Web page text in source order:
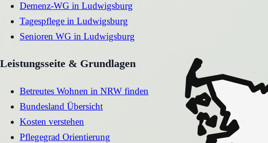
Demenz-WG in Ludwigsburg
Tagespflege in Ludwigsburg
Senioren WG in Ludwigsburg
Leistungsseite & Grundlagen
Betreutes Wohnen in NRW finden
Bundesland Übersicht
Kosten verstehen
Pflegegrad Orientierung